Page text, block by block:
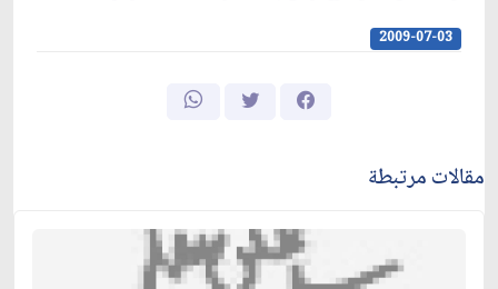
2009-07-03
مقالات مرتبطة